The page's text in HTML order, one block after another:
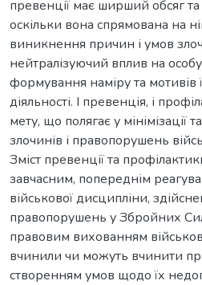
превенції має ширший обсяг
оскільки вона спрямована на
виникнення причин і умов
нейтралізуючий вплив на
формування наміру та мотивів
діяльності. І превенція, і
мету, що полягає у мінімізації
злочинів і правопорушень
Зміст превенції та
завчасним, попереднім
військової дисципліни,
правопорушень у Збройних
правовим вихованням
вчинили чи можуть вчинити
створенням умов щодо їх